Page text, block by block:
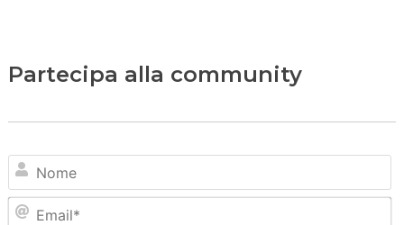
Partecipa alla community